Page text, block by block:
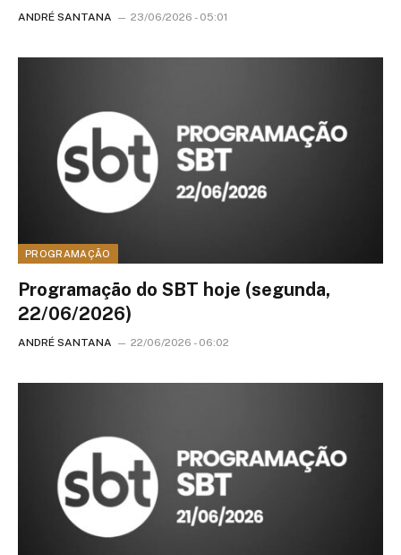
ANDRÉ SANTANA 23/06/2026 - 05:01
PROGRAMAÇÃO
Programação do SBT hoje (segunda,
22/06/2026)
ANDRÉ SANTANA 22/06/2026 - 06:02